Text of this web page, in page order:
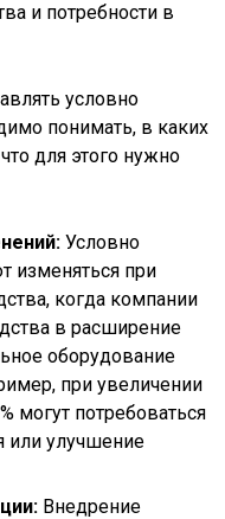
и потребности в
условно
понимать, в каких
для этого нужно
Условно
изменяться при
когда компании
в расширение
оборудование
при увеличении
могут потребоваться
или улучшение
Внедрение